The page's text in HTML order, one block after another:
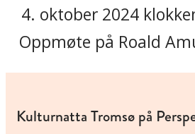
4. oktober 2024
Oppmøte på Roald
Kulturnatta Tromsø på